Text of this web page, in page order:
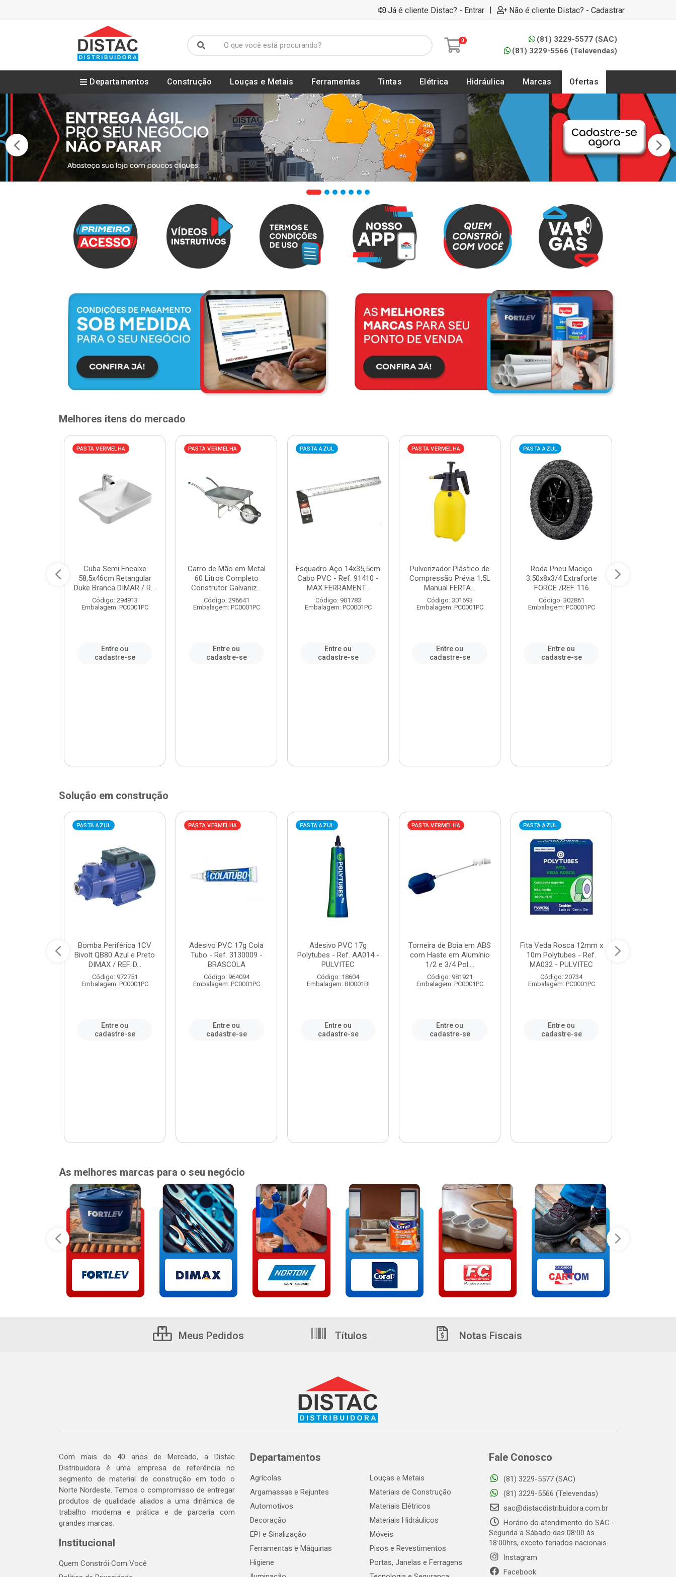
Já é cliente Distac? - Entrar | Não é cliente Distac? - Cadastrar
0
(81) 3229-5577 (SAC)
(81) 3229-5566 (Televendas)
Departamentos Construção Louças e Metais Ferramentas Tintas Elétrica Hidráulica Marcas Ofertas
Melhores itens do mercado
PASTA VERMELHA
Cuba Semi Encaixe
58,5x46cm Retangular
Duke Branca DIMAR / R...
Código: 294913
Embalagem: PC0001PC
Entre ou
cadastre-se
PASTA VERMELHA
Carro de Mão em Metal
60 Litros Completo
Construtor Galvaniz...
Código: 296641
Embalagem: PC0001PC
Entre ou
cadastre-se
PASTA AZUL
Esquadro Aço 14x35,5cm
Cabo PVC - Ref. 91410 -
MAX FERRAMENT...
Código: 901783
Embalagem: PC0001PC
Entre ou
cadastre-se
PASTA VERMELHA
Pulverizador Plástico de
Compressão Prévia 1,5L
Manual FERTA...
Código: 301693
Embalagem: PC0001PC
Entre ou
cadastre-se
PASTA AZUL
Roda Pneu Maciço
3.50x8x3/4 Extraforte
FORCE /REF. 116
Código: 302861
Embalagem: PC0001PC
Entre ou
cadastre-se
Solução em construção
PASTA AZUL
Bomba Periférica 1CV
Bivolt QB80 Azul e Preto
DIMAX / REF. D...
Código: 972751
Embalagem: PC0001PC
Entre ou
cadastre-se
PASTA VERMELHA
Adesivo PVC 17g Cola
Tubo - Ref. 3130009 -
BRASCOLA
Código: 964094
Embalagem: PC0001PC
Entre ou
cadastre-se
PASTA AZUL
Adesivo PVC 17g
Polytubes - Ref. AA014 -
PULVITEC
Código: 18604
Embalagem: BI0001BI
Entre ou
cadastre-se
PASTA VERMELHA
Torneira de Boia em ABS
com Haste em Alumínio
1/2 e 3/4 Pol....
Código: 981921
Embalagem: PC0001PC
Entre ou
cadastre-se
PASTA AZUL
Fita Veda Rosca 12mm x
10m Polytubes - Ref.
MA032 - PULVITEC
Código: 20734
Embalagem: PC0001PC
Entre ou
cadastre-se
As melhores marcas para o seu negócio
Meus Pedidos Títulos Notas Fiscais
Com mais de 40 anos de Mercado, a Distac
Distribuidora é uma empresa de referência no
segmento de material de construção em todo o
Norte Nordeste. Temos o compromisso de entregar
produtos de qualidade aliados a uma dinâmica de
trabalho moderna e prática e de parceria com
grandes marcas.
Institucional
Quem Constrói Com Você
Departamentos
Agrícolas
Argamassas e Rejuntes
Automotivos
Decoração
EPI e Sinalização
Ferramentas e Máquinas
Higiene
Louças e Metais
Materiais de Construção
Materiais Elétricos
Materiais Hidráulicos
Móveis
Pisos e Revestimentos
Portas, Janelas e Ferragens
Fale Conosco
(81) 3229-5577 (SAC)
(81) 3229-5566 (Televendas)
sac@distacdistribuidora.com.br
Horário do atendimento do SAC -
Segunda a Sábado das 08:00 às
18:00hrs, exceto feriados nacionais.
Instagram
Facebook